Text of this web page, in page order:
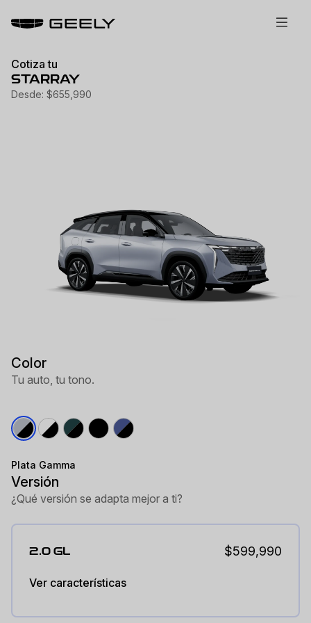
Cotiza tu
STARRAY
Desde: $655,990
Color
Tu auto, tu tono.
Plata Gamma
Versión
¿Qué versión se adapta mejor a ti?
2.0 GL $599,990
Ver características